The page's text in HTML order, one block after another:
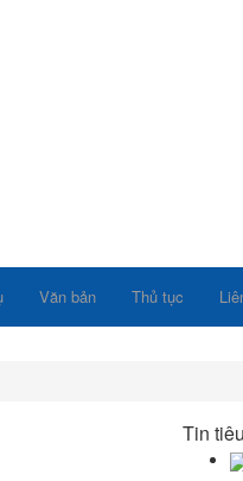
Văn bản Thủ tục
Tin